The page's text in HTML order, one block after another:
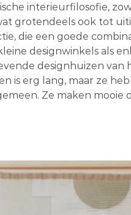
interieurfilosofie,
grotendeels ook tot
die een goede
designwinkels als
designhuizen van
is erg lang, maar ze
Ze maken mooie